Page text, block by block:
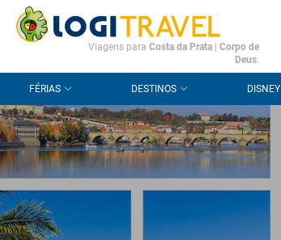
CONTACTO PERGUNTAS FREQUENTES
Viagens para Costa da Prata
Corpo de
Deus.
FÉRIAS DESTINOS DISNEY